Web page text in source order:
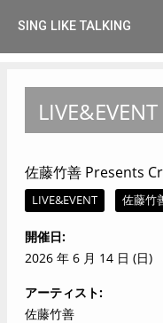
SING LIKE TALKING
LIVE&EVENT
佐藤竹善 Presents
LIVE&EVENT 佐藤竹
開催日
2026 年 6 月 14 日 (日)
アーティスト
佐藤竹善